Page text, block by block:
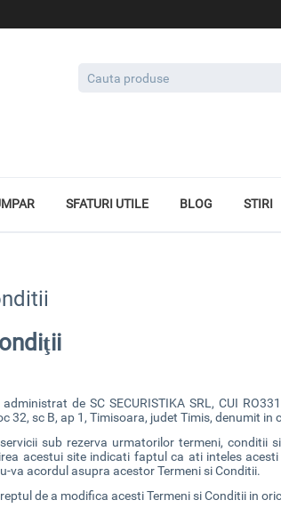
SFATURI UTILE BLOG STIRI
administrat de SC SECURISTIKA SRL, CUI
32, sc B, ap 1, Timisoara, judet Timis, denumit in
sub rezerva urmatorilor termeni, conditii
acestui site indicati faptul ca ati inteles
va acordul asupra acestor Termeni si Conditii.
de a modifica acesti Termeni si Conditii in